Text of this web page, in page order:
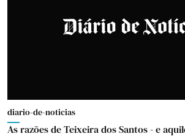
diario-de-noticias
As razões de Teixeira dos Santos - e